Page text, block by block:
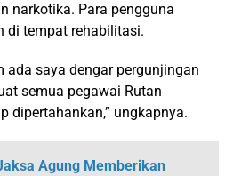
narkotika. Para pengguna
di tempat rehabilitasi.
ada saya dengar pergunjingan
semua pegawai Rutan
dipertahankan,” ungkapnya.
Agung Memberikan